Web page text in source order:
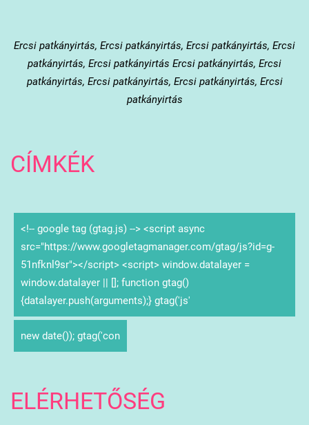
Ercsi patkányirtás, Ercsi patkányirtás, Ercsi patkányirtás, Ercsi
patkányirtás, Ercsi patkányirtás Ercsi patkányirtás, Ercsi
patkányirtás, Ercsi patkányirtás, Ercsi patkányirtás, Ercsi
patkányirtás
CÍMKÉK
<!-- google tag (gtag.js) --> <script async
src="https://www.googletagmanager.com/gtag/js?id=g-
51nfknl9sr"></script> <script> window.datalayer =
window.datalayer || []; function gtag()
{datalayer.push(arguments);} gtag('js'
new date()); gtag('con
ELÉRHETŐSÉG